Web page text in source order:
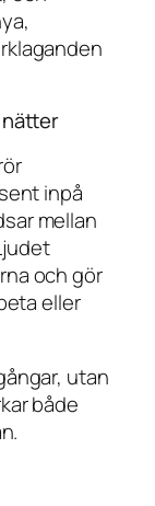
nätter
inpå
mellan
och gör
eller
utan
både